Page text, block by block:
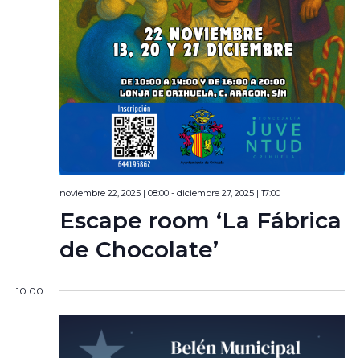
noviembre 22, 2025 | 08:00- diciembre 27, 2025 | 17:00
Escape room ‘La Fábrica
de Chocolate’
10:00